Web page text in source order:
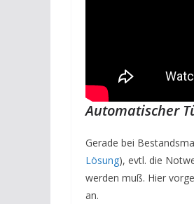
Automatischer
Gerade bei
Lösung), evtl. die
werden muß. Hier
an.